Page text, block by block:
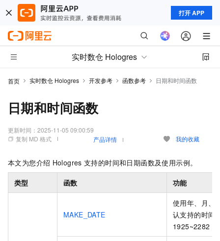
打开 APP
实时数仓 Hologres
首页 实时数仓 Hologres 开发参考 函数参考 日期和时间函数
日期和时间函数
更新时间： 2025-11-05 09:00:59
复制 MD 格式
产品详情 我的收藏
本文为您介绍 Hologres 支持的时间和日期函数及使用示例。
类型 函数 功能
MAKE_DATE
使用年、月、
认支持的时间
1925~2282